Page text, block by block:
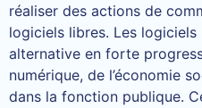
réaliser des actions de
logiciels libres. Les
alternative en forte
numérique, de l’économie
dans la fonction publique.